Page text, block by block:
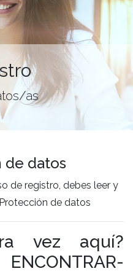
as
de datos
de registro, debes leer y
de datos
vez aquí?